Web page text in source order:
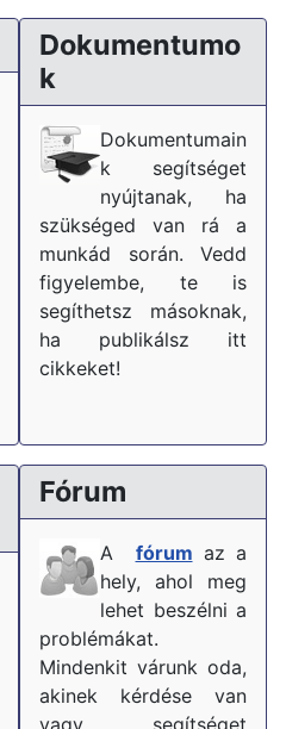
Dokumentumo
k
Dokumentumain
k segítséget
nyújtanak, ha
szükséged van rá a
munkád során. Vedd
figyelembe, te is
segíthetsz másoknak,
ha publikálsz itt
cikkeket!
Fórum
A fórum az a
hely, ahol meg
lehet beszélni a
problémákat.
Mindenkit várunk oda,
akinek kérdése van
vagy segítséget